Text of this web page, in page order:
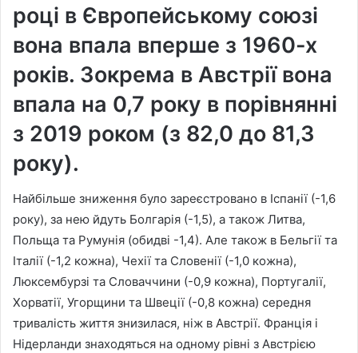
році в Європейському союзі
вона впала вперше з 1960-х
років. Зокрема в Австрії вона
впала на 0,7 року в порівнянні
з 2019 роком (з 82,0 до 81,3
року).
Найбільше зниження було зареєстровано в Іспанії (-1,6
року), за нею йдуть Болгарія (-1,5), а також Литва,
Польща та Румунія (обидві -1,4). Але також в Бельгії та
Італії (-1,2 кожна), Чехії та Словенії (-1,0 кожна),
Люксембурзі та Словаччини (-0,9 кожна), Португалії,
Хорватії, Угорщини та Швеції (-0,8 кожна) середня
тривалість життя знизилася, ніж в Австрії. Франція і
Нідерланди знаходяться на одному рівні з Австрією